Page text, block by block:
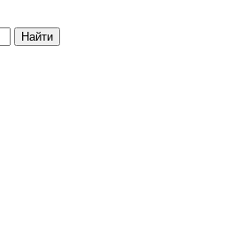
Найти